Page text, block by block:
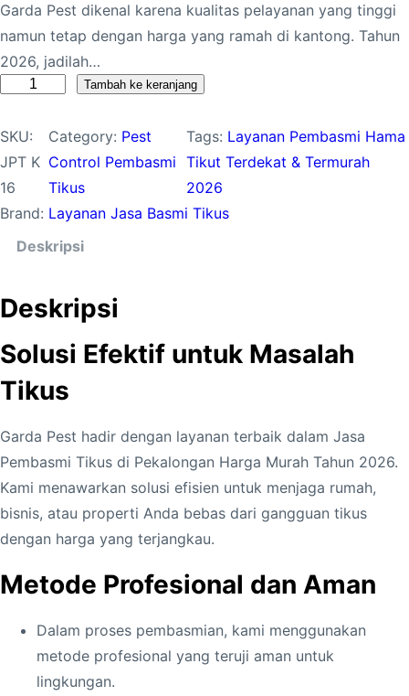
Garda Pest dikenal karena kualitas pelayanan yang tinggi
namun tetap dengan harga yang ramah di kantong. Tahun
2026, jadilah…
a
n
t
i
J
a
s
e
m
b
a
s
m
i
Tambah ke keranjang
SKU:
JPT K
16
Category: Pest
Control Pembasmi
Tikus
Tags: Layanan Pembasmi Hama
Tikut Terdekat & Termurah
2026
Brand: Layanan Jasa Basmi Tikus
Deskripsi
Deskripsi
Solusi Efektif untuk Masalah
Tikus
Garda Pest hadir dengan layanan terbaik dalam Jasa
Pembasmi Tikus di Pekalongan Harga Murah Tahun 2026.
Kami menawarkan solusi efisien untuk menjaga rumah,
bisnis, atau properti Anda bebas dari gangguan tikus
dengan harga yang terjangkau.
Metode Profesional dan Aman
Dalam proses pembasmian, kami menggunakan
metode profesional yang teruji aman untuk
lingkungan.